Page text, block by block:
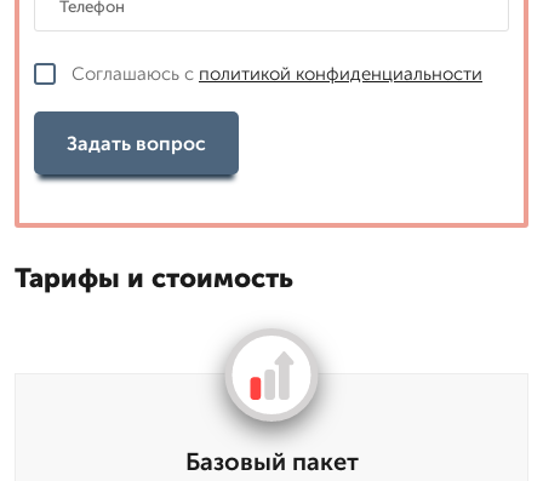
Соглашаюсь с политикой конфиденциальности
Задать вопрос
Тарифы и стоимость
Базовый пакет